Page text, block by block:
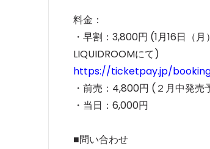
料金：
・早割：3,800円 (1月16日（
LIQUIDROOMにて)
https://ticketpay.jp/
・前売：4,800円 (２月中発売
・当日：6,000円
■問い合わせ